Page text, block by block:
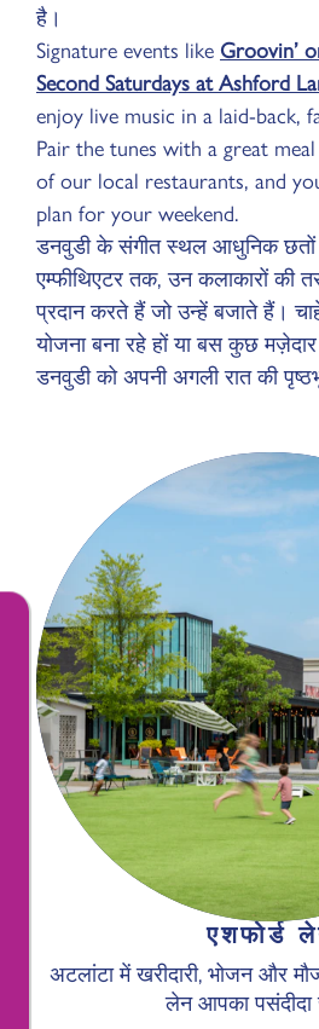
है।
Signature events like Groovin’
Second Saturdays at Ashford
enjoy live music in a laid-back,
Pair the tunes with a great
of our local restaurants, and
plan for your weekend.
डनवुडी के संगीत स्थल आधुनिक
एम्फीथिएटर तक, उन कलाकारों की
प्रदान करते हैं जो उन्हें बजाते हैं।
योजना बना रहे हों या बस कुछ
डनवुडी को अपनी अगली रात की
एशफोर्ड
अटलांटा में खरीदारी, भोजन और
लेन आपका पसंदीदा